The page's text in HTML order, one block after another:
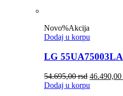
Novo%Akcija
Dodaj u korpu
LG 55UA75003LA
54.695,00rsd 46.490,00
Dodaj u korpu